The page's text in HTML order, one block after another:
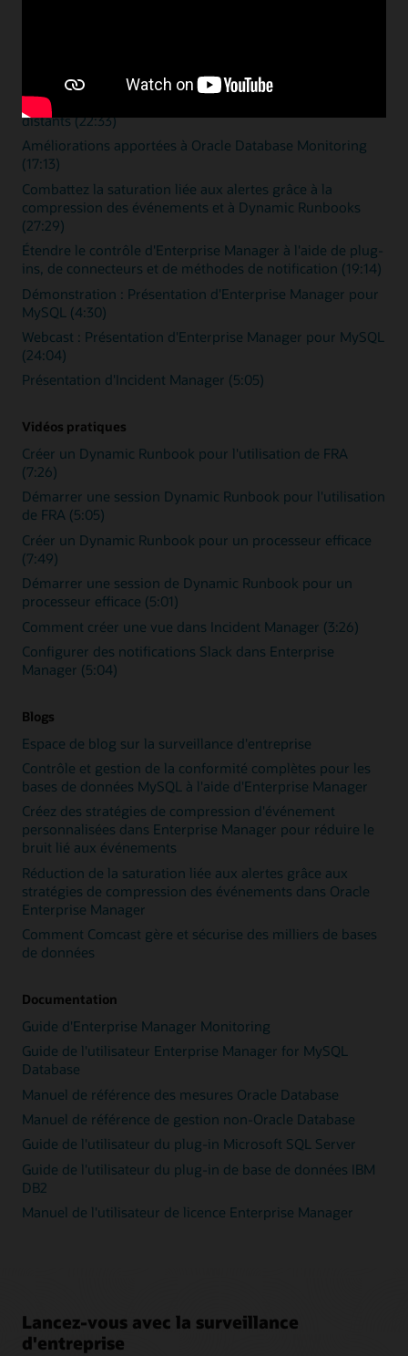
Contrôle sans temps d'arrêt (15:46)
Simplifier le contrôle de base de données à l'aide d'agents
distants (22:33)
Améliorations apportées à Oracle Database Monitoring
(17:13)
Combattez la saturation liée aux alertes grâce à la
compression des événements et à Dynamic Runbooks
(27:29)
Étendre le contrôle d'Enterprise Manager à l'aide de plug-
ins, de connecteurs et de méthodes de notification (19:14)
Démonstration : Présentation d'Enterprise Manager pour
MySQL (4:30)
Webcast : Présentation d'Enterprise Manager pour MySQL
(24:04)
Présentation d'Incident Manager (5:05)
Vidéos pratiques
Créer un Dynamic Runbook pour l'utilisation de FRA
(7:26)
Démarrer une session Dynamic Runbook pour l'utilisation
de FRA (5:05)
Créer un Dynamic Runbook pour un processeur efficace
(7:49)
Démarrer une session de Dynamic Runbook pour un
processeur efficace (5:01)
Comment créer une vue dans Incident Manager (3:26)
Configurer des notifications Slack dans Enterprise
Manager (5:04)
Blogs
Espace de blog sur la surveillance d'entreprise
Contrôle et gestion de la conformité complètes pour les
bases de données MySQL à l'aide d'Enterprise Manager
Créez des stratégies de compression d'événement
personnalisées dans Enterprise Manager pour réduire le
bruit lié aux événements
Réduction de la saturation liée aux alertes grâce aux
stratégies de compression des événements dans Oracle
Enterprise Manager
Comment Comcast gère et sécurise des milliers de bases
de données
Documentation
Guide d'Enterprise Manager Monitoring
Guide de l'utilisateur Enterprise Manager for MySQL
Database
Manuel de référence des mesures Oracle Database
Manuel de référence de gestion non-Oracle Database
Guide de l'utilisateur du plug-in Microsoft SQL Server
Guide de l'utilisateur du plug-in de base de données IBM
DB2
Manuel de l'utilisateur de licence Enterprise Manager
Lancez-vous avec la surveillance
d'entreprise